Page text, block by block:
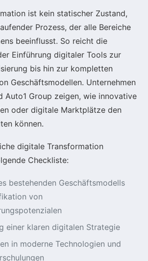
ist kein statischer Zustand,
Prozess, der alle Bereiche
beeinflusst. So reicht die
Einführung digitaler Tools zur
bis hin zur kompletten
Geschäftsmodellen. Unternehmen
Auto1 Group zeigen, wie innovative
oder digitale Marktplätze den
können.
digitale Transformation
Checkliste:
bestehenden Geschäftsmodells
von
einer klaren digitalen Strategie
in moderne Technologien und